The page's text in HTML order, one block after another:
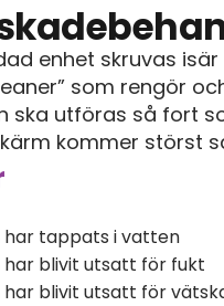
enhet skruvas
som rengör
ska utföras så fort
kommer störst
har tappats i vatten
har blivit utsatt för fukt
har blivit utsatt för